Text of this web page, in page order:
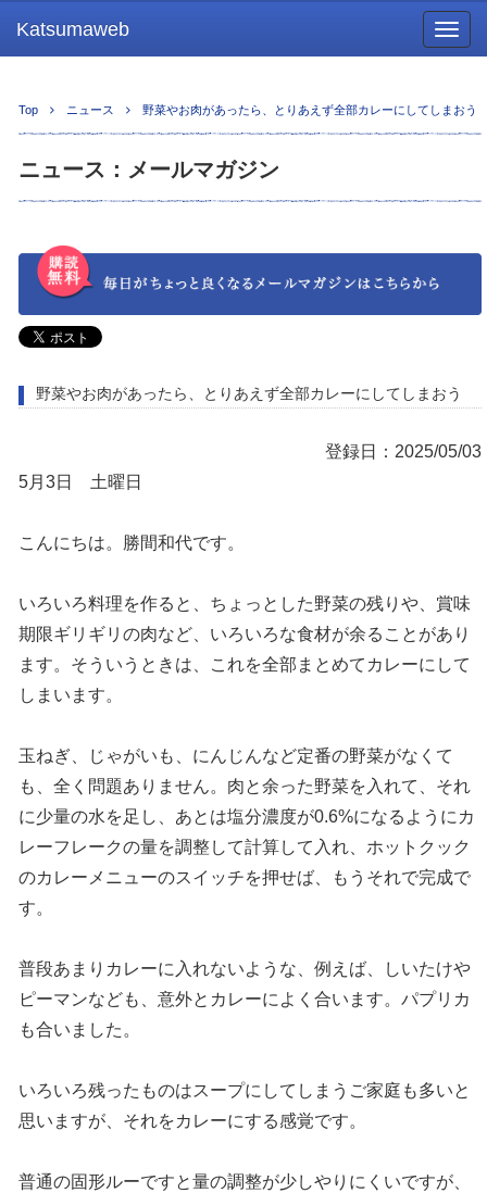
Katsumaweb
Top ニュース 野菜やお肉があったら、とりあえず全部カレーにしてしまおう
ニュース：メールマガジン
野菜やお肉があったら、とりあえず全部カレーにしてしまおう
登録日：2025/05/03
5月3日 土曜日
こんにちは。勝間和代です。
いろいろ料理を作ると、ちょっとした野菜の残りや、賞味
期限ギリギリの肉など、いろいろな食材が余ることがあり
ます。そういうときは、これを全部まとめてカレーにして
しまいます。
玉ねぎ、じゃがいも、にんじんなど定番の野菜がなくて
も、全く問題ありません。肉と余った野菜を入れて、それ
に少量の水を足し、あとは塩分濃度が0.6%になるようにカ
レーフレークの量を調整して計算して入れ、ホットクック
のカレーメニューのスイッチを押せば、もうそれで完成で
す。
普段あまりカレーに入れないような、例えば、しいたけや
ピーマンなども、意外とカレーによく合います。パプリカ
も合いました。
いろいろ残ったものはスープにしてしまうご家庭も多いと
思いますが、それをカレーにする感覚です。
普通の固形ルーですと量の調整が少しやりにくいですが、